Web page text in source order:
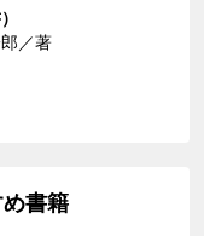
／著
書籍